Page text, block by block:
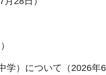
）について（2026年6